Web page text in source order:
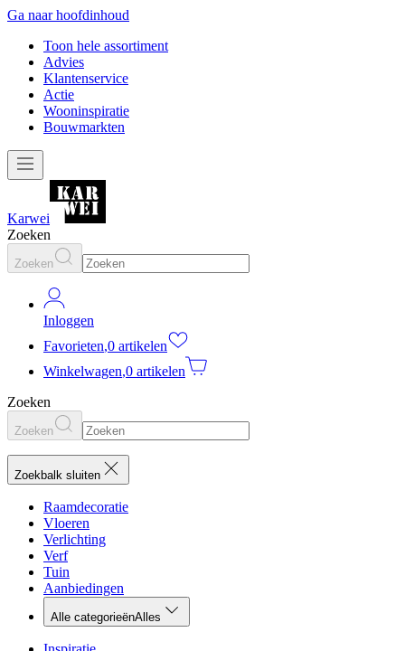
Ga naar hoofdinhoud
Toon hele assortiment
Advies
Klantenservice
Actie
Wooninspiratie
Bouwmarkten
Karwei
Zoeken
Zoeken
Inloggen
Favorieten,0 artikelen
Winkelwagen,0 artikelen
Zoeken
Zoeken
Zoekbalk sluiten
Raamdecoratie
Vloeren
Verlichting
Verf
Tuin
Aanbiedingen
Alle categorieënAlles